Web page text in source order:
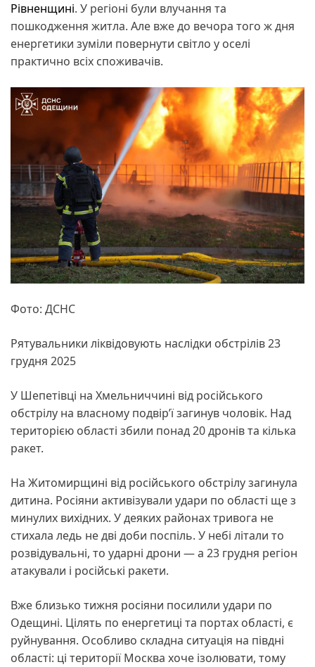
Рівненщині. У регіоні були влучання та
пошкодження житла. Але вже до вечора того ж дня
енергетики зуміли повернути світло у оселі
практично всіх споживачів.
Фото: ДСНС
Рятувальники ліквідовують наслідки обстрілів 23
грудня 2025
У Шепетівці на Хмельниччині від російського
обстрілу на власному подвір’ї загинув чоловік. Над
територією області збили понад 20 дронів та кілька
ракет.
На Житомирщині від російського обстрілу загинула
дитина. Росіяни активізували удари по області ще з
минулих вихідних. У деяких районах тривога не
стихала ледь не дві доби поспіль. У небі літали то
розвідувальні, то ударні дрони — а 23 грудня регіон
атакували і російські ракети.
Вже близько тижня росіяни посилили удари по
Одещині. Цілять по енергетиці та портах області, є
руйнування. Особливо складна ситуація на півдні
області: ці території Москва хоче ізолювати, тому